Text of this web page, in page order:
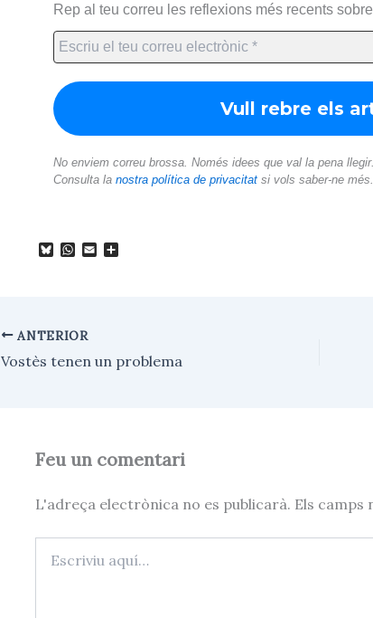
Rep al teu correu les reflexions més recents
No enviem correu brossa. Només idees que val la pena llegir.
Consulta la nostra política de privacitat si vols saber-ne més.
B
y
W
p
E
i
ANTERIOR
Vostès tenen un problema
Feu un comentari
L'adreça electrònica no es publicarà. Els camps
aquí…